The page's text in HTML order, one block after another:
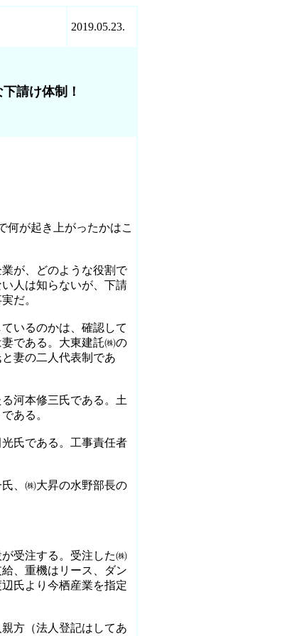
2019.05.23.
請け体制！
が起き上がったかはこ
が、どのような役割で
人は知らないが、下請
だ。
いるのかは、確認して
である。大東建託㈱の
妻の二人代表制であ
河本修三氏である。土
ある。
氏である。工事責任者
、㈱大昇の水野部長の
受注する。受注した㈱
、重機はリース、ダン
氏より今栖産業を指定
方（法人登記はしてあ